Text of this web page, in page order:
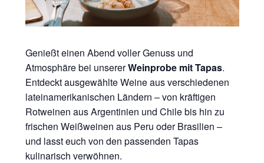
Genießt einen Abend voller Genuss und
Atmosphäre bei unsererWeinprobe mit Tapas.
Entdeckt ausgewählte Weine aus verschiedenen
lateinamerikanischen Ländern – von kräftigen
Rotweinen aus Argentinien und Chile bis hin zu
frischen Weißweinen aus Peru oder Brasilien –
und lasst euch von den passenden Tapas
kulinarisch verwöhnen.